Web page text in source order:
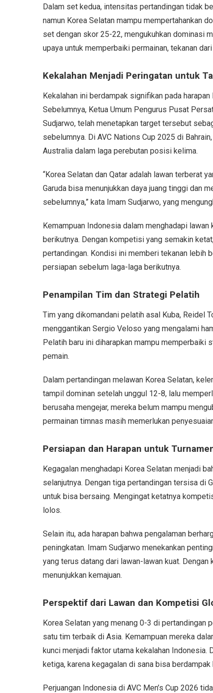
Dalam set kedua, intensitas pertandingan tidak
namun Korea Selatan mampu mempertahankan
set dengan skor 25-22, mengukuhkan dominasi
upaya untuk memperbaiki permainan, tekanan
Kekalahan Menjadi Peringatan untuk
Kekalahan ini berdampak signifikan pada
Sebelumnya, Ketua Umum Pengurus Pusat
Sudjarwo, telah menetapkan target tersebut
sebelumnya. Di AVC Nations Cup 2025 di
Australia dalam laga perebutan posisi kelima.
“Korea Selatan dan Qatar adalah lawan terberat
Garuda bisa menunjukkan daya juang tinggi dan
sebelumnya,” kata Imam Sudjarwo, yang
Kemampuan Indonesia dalam menghadapi
berikutnya. Dengan kompetisi yang semakin
pertandingan. Kondisi ini memberi tekanan lebih
persiapan sebelum laga-laga berikutnya.
Penampilan Tim dan Strategi Pelatih
Tim yang dikomandani pelatih asal Kuba, Reidel
menggantikan Sergio Veloso yang mengalami
Pelatih baru ini diharapkan mampu memperbaiki
pemain.
Dalam pertandingan melawan Korea Selatan,
tampil dominan setelah unggul 12-8, lalu
berusaha mengejar, mereka belum mampu
permainan timnas masih memerlukan
Persiapan dan Harapan untuk
Kegagalan menghadapi Korea Selatan menjadi
selanjutnya. Dengan tiga pertandingan tersisa di
untuk bisa bersaing. Mengingat ketatnya
lolos.
Selain itu, ada harapan bahwa pengalaman
peningkatan. Imam Sudjarwo menekankan
yang terus datang dari lawan-lawan kuat.
menunjukkan kemajuan.
Perspektif dari Lawan dan Kompetisi
Korea Selatan yang menang 0-3 di pertandingan
satu tim terbaik di Asia. Kemampuan mereka
kunci menjadi faktor utama kekalahan
ketiga, karena kegagalan di sana bisa berdampak
Perjuangan Indonesia di AVC Men’s Cup 2026